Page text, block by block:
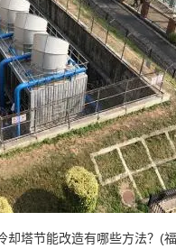
塔节能改造有哪些方法？(